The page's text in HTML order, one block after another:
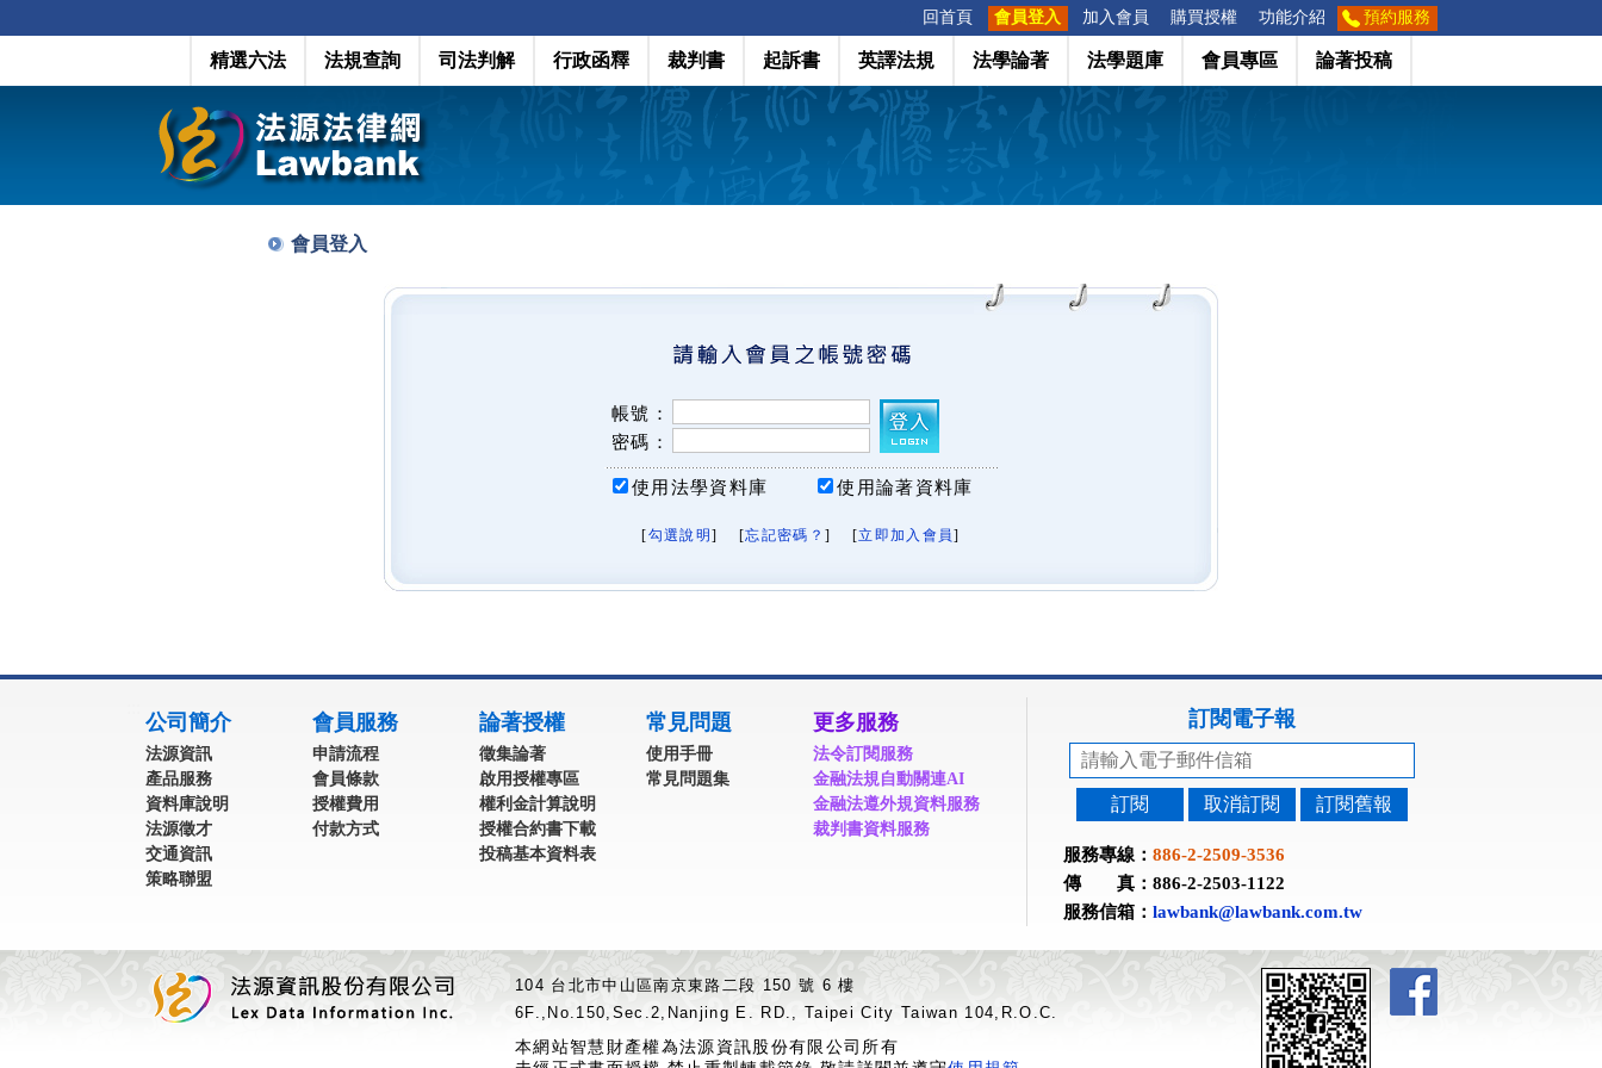
回首頁 會員登入 加入會員 購買授權 功能介紹 預約服務
精選六法 法規查詢 司法判解 行政函釋 裁判書 起訴書 英譯法規 法學論著 法學題庫 會員專區 論著投稿
會員登入
帳號：
密碼：
使用法學資料庫 使用論著資料庫
[勾選說明 ] [忘記密碼？ ] [立即加入會員]
公司簡介
法源資訊
產品服務
資料庫說明
法源徵才
交通資訊
策略聯盟
會員服務
申請流程
會員條款
授權費用
付款方式
論著授權
徵集論著
啟用授權專區
權利金計算說明
授權合約書下載
投稿基本資料表
常見問題
使用手冊
常見問題集
更多服務
法令訂閱服務
金融法規自動關連AI
金融法遵外規資料服務
裁判書資料服務
訂閱電子報
訂閱 取消訂閱 訂閱舊報
服務專線： 886-2-2509-3536
傳 真：886-2-2503-1122
服務信箱： lawbank@lawbank.com.tw
104 台北市中山區南京東路二段 150 號 6 樓
6F.,No.150,Sec.2,Nanjing E. RD., Taipei City Taiwan 104,R.O.C.
本網站智慧財產權為法源資訊股份有限公司所有